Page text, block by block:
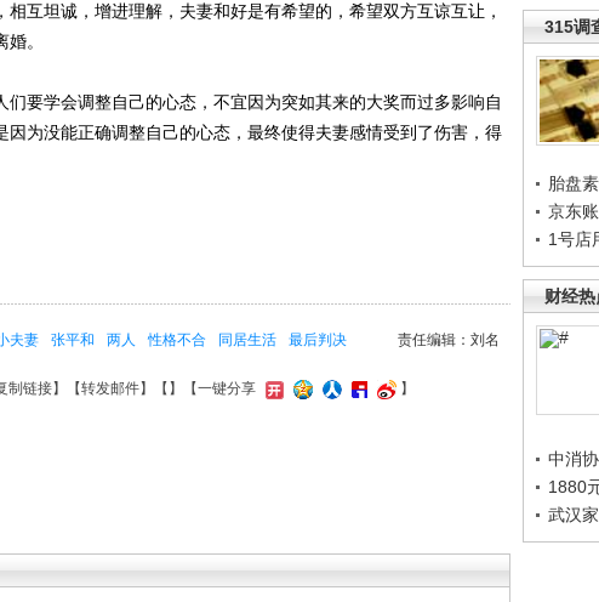
315调
胎盘
京东
1号店
财经
中消
1880
武汉
互坦诚，增进理解，夫妻和好是有希望的，希望双方互谅互让，
。
要学会调整自己的心态，不宜因为突如其来的大奖而过多影响自
因为没能正确调整自己的心态，最终使得夫妻感情受到了伤害，得
责任编辑：刘名
夫妻 张平和 两人 性格不合 同居生活 最后判决
制链接】【转发邮件】【 】 【一键分享 】